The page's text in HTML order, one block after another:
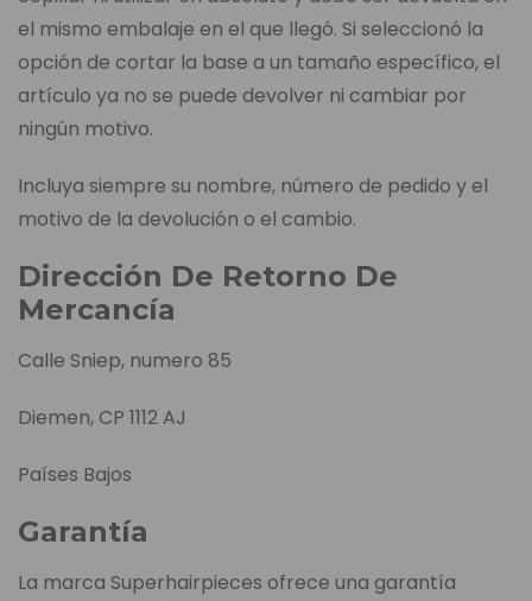
el mismo embalaje en el que llegó. Si seleccionó la
opción de cortar la base a un tamaño específico, el
artículo ya no se puede devolver ni cambiar por
ningún motivo.
Incluya siempre su nombre, número de pedido y el
motivo de la devolución o el cambio.
Dirección De Retorno De
Mercancía
Calle Sniep, numero 85
Diemen, CP 1112 AJ
Países Bajos
Garantía
La marca Superhairpieces ofrece una garantía